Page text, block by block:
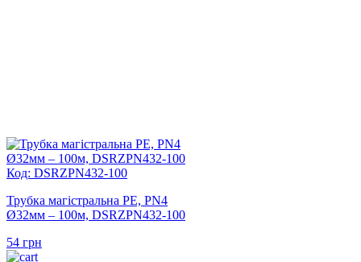
Код: DSRZPN432-100
Трубка магістральна PE, PN4
Ø32мм – 100м, DSRZPN432-100
54 грн